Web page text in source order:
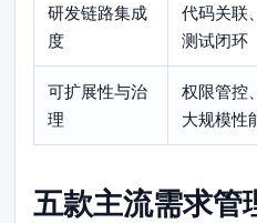
研发链路集成
度
代码关联
测试闭环
可扩展性与治
理
权限管控
大规模性
五款主流需求管